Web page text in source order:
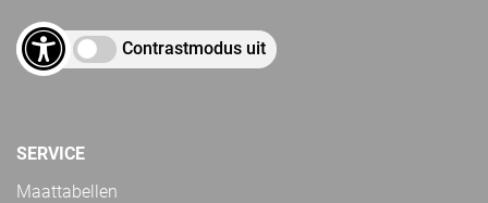
Contrastmodus uit
SERVICE
Maattabellen